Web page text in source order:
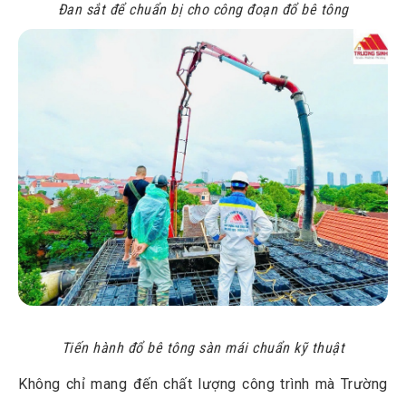
Đan sắt để chuẩn bị cho công đoạn đổ bê tông
Tiến hành đổ bê tông sàn mái chuẩn kỹ thuật
Không chỉ mang đến chất lượng công trình mà Trường